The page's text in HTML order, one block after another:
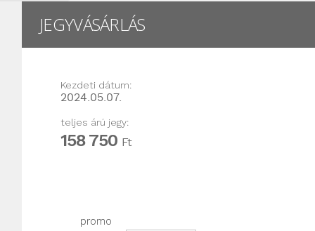
JEGYVÁSÁRLÁS
Kezdeti dátum:
2024.05.07.
teljes árú jegy:
158 750 Ft
promo